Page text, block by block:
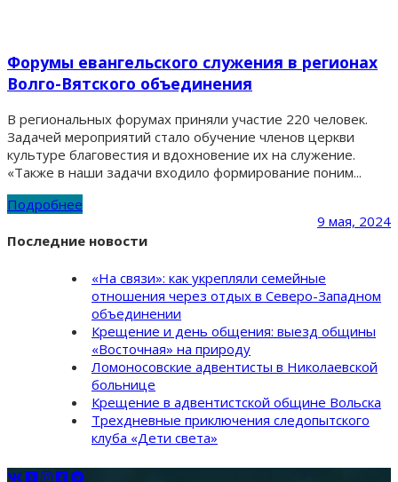
Форумы евангельского служения в регионах
Волго-Вятского объединения
В региональных форумах приняли участие 220 человек.
Задачей мероприятий стало обучение членов церкви
культуре благовестия и вдохновение их на служение.
«Также в наши задачи входило формирование поним...
Подробнее
9 мая, 2024
Последние новости
«На связи»: как укрепляли семейные
отношения через отдых в Северо-Западном
объединении
Крещение и день общения: выезд общины
«Восточная» на природу
Ломоносовские адвентисты в Николаевской
больнице
Крещение в адвентистской общине Вольска
Трехдневные приключения следопытского
клуба «Дети света»